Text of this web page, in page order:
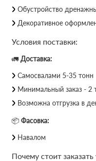
Обустройство
Декоративное
Условия поставки:
🚛 Доставка:
Самосвалами 5-35 тонн
Минимальный заказ - 2
Возможна отгрузка в
📦 Фасовка:
Навалом
Почему стоит заказать